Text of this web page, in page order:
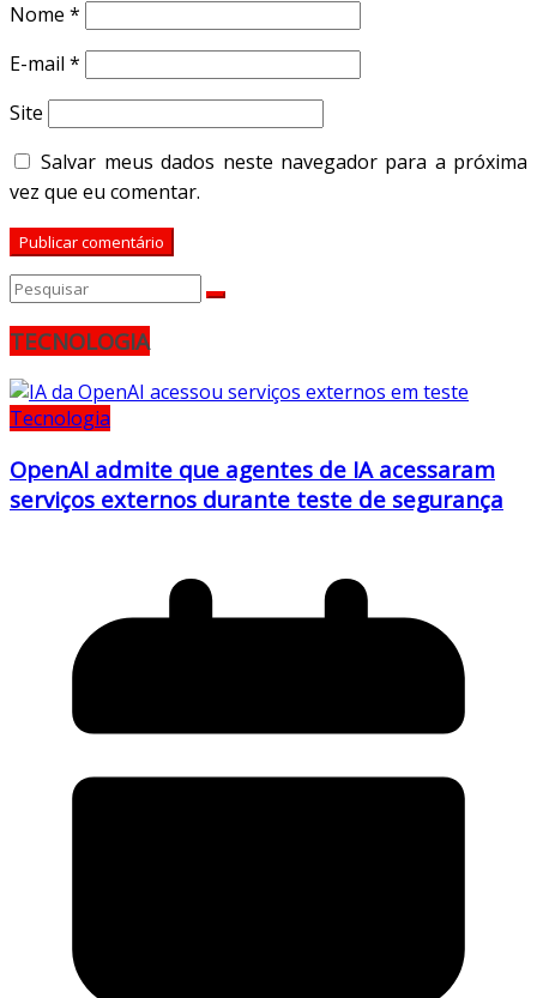
Nome *
E-mail *
Site
Salvar meus dados neste navegador para a próxima
vez que eu comentar.
TECNOLOGIA
Tecnologia
OpenAI admite que agentes de IA acessaram
serviços externos durante teste de segurança